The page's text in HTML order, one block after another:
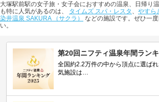
大塚駅前駅の女子旅・女子会におすすめの温泉、日帰り
も特に人気があるのは、 タイムズ スパ・レスタ 、 やす
染井温泉 SAKURA （サクラ）
などの施設です。ぜひ一
い。
第20回ニフティ温泉年間ラン
全国約2.2万件の中から頂点に選ば
気施設は…